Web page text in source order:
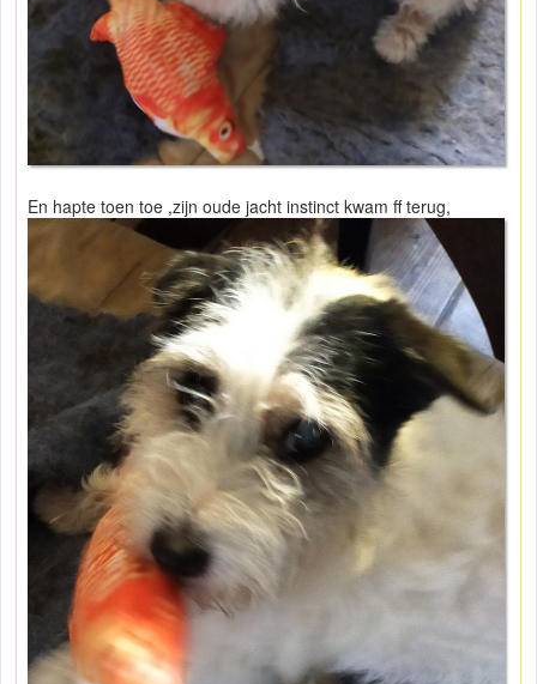
En hapte toen toe ,zijn oude jacht instinct kwam ff terug,